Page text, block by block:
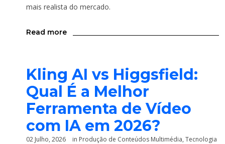
mais realista do mercado.
Read more
Kling AI vs Higgsfield:
Qual É a Melhor
Ferramenta de Vídeo
com IA em 2026?
02 Julho, 2026 in Produção de Conteúdos Multimédia, Tecnologia